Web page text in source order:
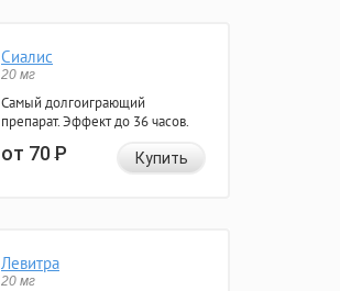
Сиалис
20 мг
Самый долгоиграющий
препарат. Эффект до 36 часов.
от 70Р Купить
Левитра
20 мг